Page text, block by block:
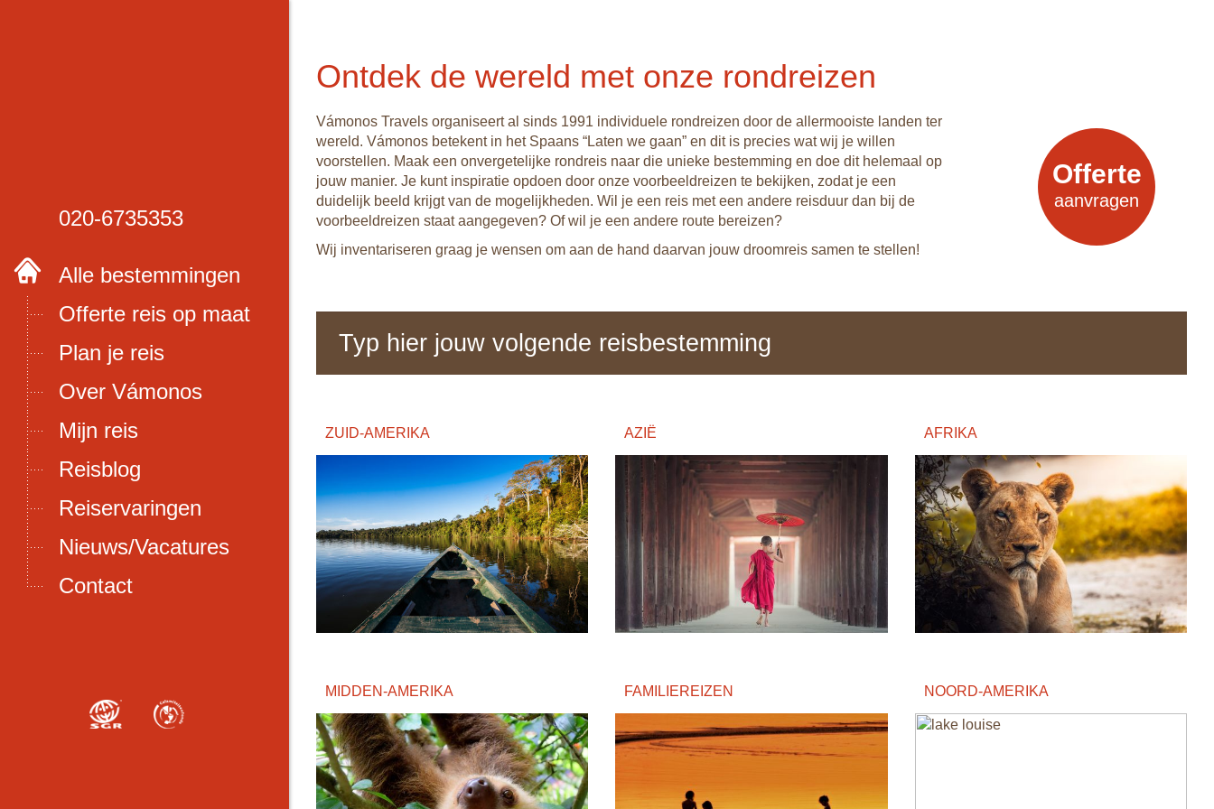
020-6735353
Alle bestemmingen
Offerte reis op maat
Plan je reis
Over Vámonos
Mijn reis
Reisblog
Reiservaringen
Nieuws/Vacatures
Contact
Ontdek de wereld met onze rondreizen
Vámonos Travels organiseert al sinds 1991 individuele rondreizen door de allermooiste landen ter
wereld. Vámonos betekent in het Spaans “Laten we gaan” en dit is precies wat wij je willen
voorstellen. Maak een onvergetelijke rondreis naar die unieke bestemming en doe dit helemaal op
jouw manier. Je kunt inspiratie opdoen door onze voorbeeldreizen te bekijken, zodat je een
duidelijk beeld krijgt van de mogelijkheden. Wil je een reis met een andere reisduur dan bij de
voorbeeldreizen staat aangegeven? Of wil je een andere route bereizen?
Wij inventariseren graag je wensen om aan de hand daarvan jouw droomreis samen te stellen!
Offerte
aanvragen
ZUID-AMERIKA AZIË AFRIKA
MIDDEN-AMERIKA FAMILIEREIZEN NOORD-AMERIKA